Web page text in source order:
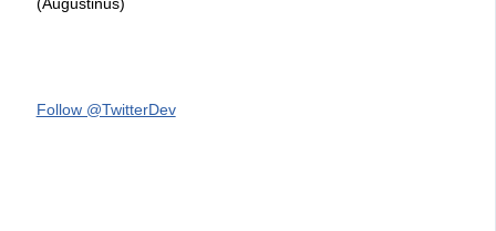
Follow @TwitterDev